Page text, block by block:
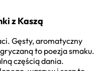
z Kaszą
Gęsty, aromatyczny
to poezja smaku.
częścią dania.